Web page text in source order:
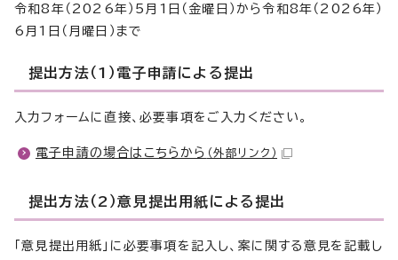
令和8年（2026年）5月1日（金曜日）から令和8年（2026年）
6月1日（月曜日）まで
提出方法（1）電子申請による提出
入力フォームに直接、必要事項をご入力ください。
電子申請の場合はこちらから （外部リンク）
提出方法（2）意見提出用紙による提出
「意見提出用紙」に必要事項を記入し、案に関する意見を記載し